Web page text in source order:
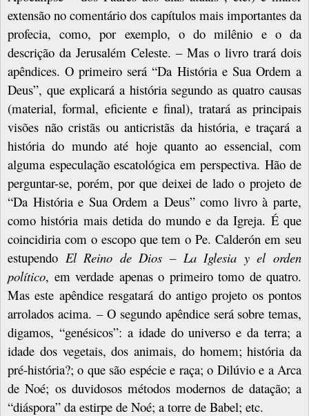
extensão no comentário dos capítulos mais importantes da
profecia, como, por exemplo, o do milênio e o da
descrição da Jerusalém Celeste. – Mas o livro trará dois
apêndices. O primeiro será “Da História e Sua Ordem a
Deus”, que explicará a história segundo as quatro causas
(material, formal, eficiente e final), tratará as principais
visões não cristãs ou anticristãs da história, e traçará a
história do mundo até hoje quanto ao essencial, com
alguma especulação escatológica em perspectiva. Hão de
perguntar-se, porém, por que deixei de lado o projeto de
“Da História e Sua Ordem a Deus” como livro à parte,
como história mais detida do mundo e da Igreja. É que
coincidiria com o escopo que tem o Pe. Calderón em seu
estupendo El Reino de Dios – La Iglesia y el orden
político, em verdade apenas o primeiro tomo de quatro.
Mas este apêndice resgatará do antigo projeto os pontos
arrolados acima. –O segundo apêndice será sobre temas,
digamos, “genésicos”: a idade do universo e da terra; a
idade dos vegetais, dos animais, do homem; história da
pré-história?; o que são espécie e raça; o Dilúvio e a Arca
de Noé; os duvidosos métodos modernos de datação; a
“diáspora” da estirpe de Noé; a torre de Babel; etc.